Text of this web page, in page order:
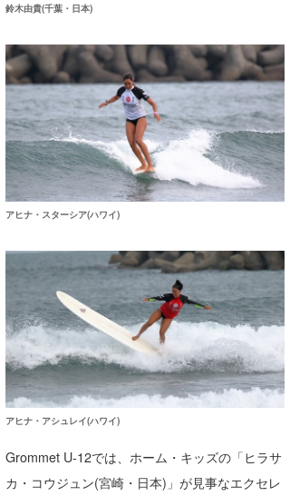
鈴木由貴(千葉・日本)
アヒナ・スターシア(ハワイ)
アヒナ・アシュレイ(ハワイ)
Grommet U-12では、ホーム・キッズの「ヒラサ
カ・コウジュン(宮崎・日本)」が見事なエクセレ